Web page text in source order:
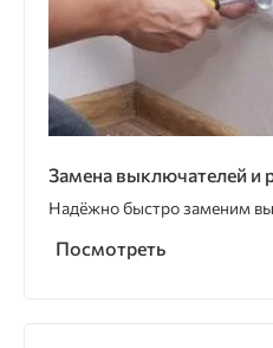
Замена выключателей и
Надёжно быстро заменим
Посмотреть